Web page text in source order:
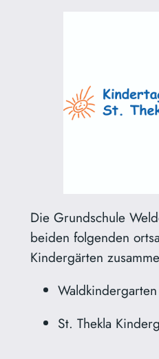
Die Grundschule
beiden folgenden
Kindergärten
St. Thekla